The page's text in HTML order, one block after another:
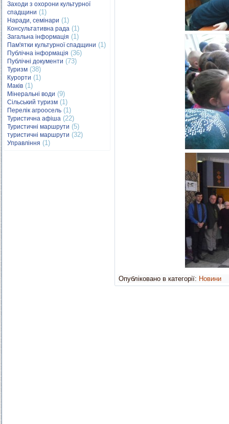
Заходи з охорони культурної
спадщини (1)
Наради, семінари (1)
Консультативна рада (1)
Загальна інформація (1)
Пам'ятки культурної спадщини (1)
Публічна інформація (36)
Публічні документи (73)
Туризм (38)
Курорти (1)
Маків (1)
Мінеральні води (9)
Сільський туризм (1)
Перелік агроосель (1)
Туристична афіша (22)
Туристичні маршрути (5)
туристичні маршрути (32)
Управління (1)
Опубліковано в категорії: Новини